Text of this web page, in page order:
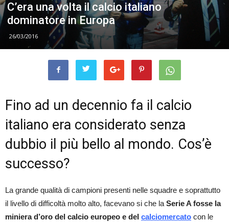
C’era una volta il calcio italiano
dominatore in Europa
26/03/2016
Fino ad un decennio fa il calcio
italiano era considerato senza
dubbio il più bello al mondo. Cos’è
successo?
La grande qualità di campioni presenti nelle squadre e soprattutto
il livello di difficoltà molto alto, facevano si che la Serie A fosse la
miniera d’oro del calcio europeo e del calciomercato con le